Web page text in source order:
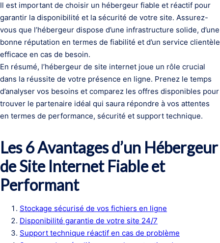
Il est important de choisir un hébergeur fiable et réactif pour
garantir la disponibilité et la sécurité de votre site. Assurez-
vous que l’hébergeur dispose d’une infrastructure solide, d’une
bonne réputation en termes de fiabilité et d’un service clientèle
efficace en cas de besoin.
En résumé, l’hébergeur de site internet joue un rôle crucial
dans la réussite de votre présence en ligne. Prenez le temps
d’analyser vos besoins et comparez les offres disponibles pour
trouver le partenaire idéal qui saura répondre à vos attentes
en termes de performance, sécurité et support technique.
Les 6 Avantages d’un Hébergeur
de Site Internet Fiable et
Performant
Stockage sécurisé de vos fichiers en ligne
Disponibilité garantie de votre site 24/7
Support technique réactif en cas de problème